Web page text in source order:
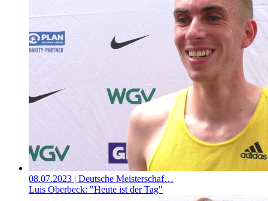
08.07.2023 | Deutsche Meisterschaf…
Luis Oberbeck: "Heute ist der Tag"